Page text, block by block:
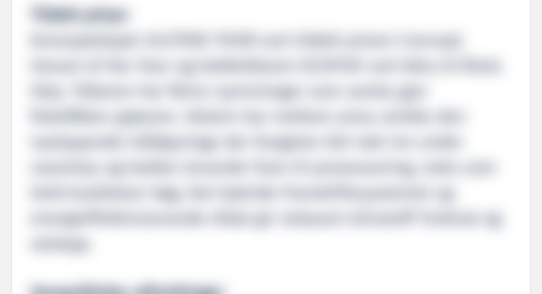
Tildelt prisar
Konseptskipet ULSTEIN THOR vart tildelt prisen Concept
Vessel of the Year og hekktrålaren ECOFIVE vart kåra til Årets
Skip. Trålaren har fleire nyvinningar som samla gjer
fiskeflåten grønare. Ulstein har mellom anna utvikla den
nyskapande trålløysinga der fangsten blir tatt inn under
vasslinja og halden levande fram til prosessering, noko som
held kvaliteten høg. Det hybride framdriftssystemet og
energieffektiviserande tiltak gir redusert drivstoff-forbruk og
utslepp.